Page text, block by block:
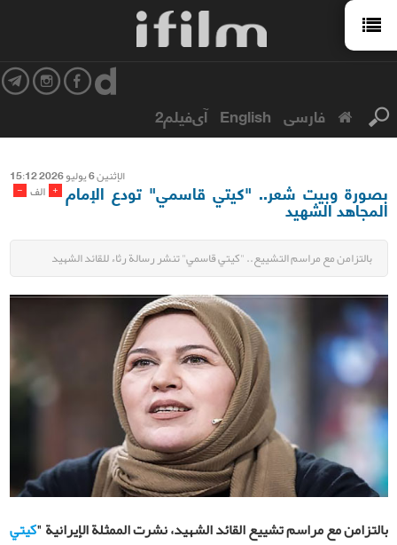
فارسی English آی‌فیلم2
الإثنین 6 یولیو 2026 15:12
- الف + بصورة وبيت شعر.. "كيتي قاسمي" تودع الإمام
المجاهد الشهيد
بالتزامن مع مراسم التشييع.. "كيتي قاسمي" تنشر رسالة رثاء للقائد الشهيد
بالتزامن مع مراسم تشييع القائد الشهيد، نشرت الممثلة الإيرانية "كيتي